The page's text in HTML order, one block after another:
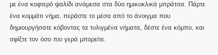
με ένα κοφτερό ψαλίδι ανάμεσα στα δύο ημικυκλικά μπράτσα. Πάρτε
ένα κομμάτι νήμα, περάστε το μέσα από το άνοιγμα που
δημιουργήσατε κόβοντας τα τυλιγμένα νήματα, δέστε ένα κόμπο, και
σφίξτε τον όσο πιο γερά μπορείτε.